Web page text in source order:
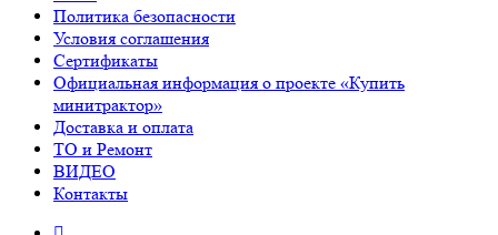
Политика безопасности
Условия соглашения
Сертификаты
Официальная информация о проекте «Купить
минитрактор»
Доставка и оплата
ТО и Ремонт
ВИДЕО
Контакты